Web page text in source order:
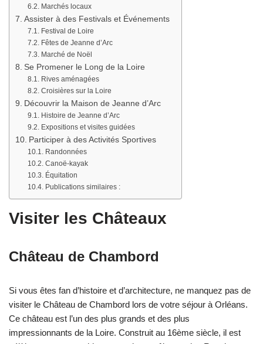
Marchés locaux
Assister à des Festivals et Événements
Festival de Loire
Fêtes de Jeanne d’Arc
Marché de Noël
Se Promener le Long de la Loire
Rives aménagées
Croisières sur la Loire
Découvrir la Maison de Jeanne d’Arc
Histoire de Jeanne d’Arc
Expositions et visites guidées
Participer à des Activités Sportives
Randonnées
Canoë-kayak
Équitation
Publications similaires :
Visiter les Châteaux
Château de Chambord
Si vous êtes fan d’histoire et d’architecture, ne manquez pas de
visiter le Château de Chambord lors de votre séjour à Orléans.
Ce château est l’un des plus grands et des plus
impressionnants de la Loire. Construit au 16ème siècle, il est